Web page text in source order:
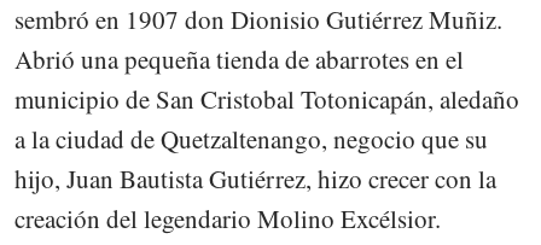
sembró en 1907 don Dionisio Gutiérrez Muñiz.
Abrió una pequeña tienda de abarrotes en el
municipio de San Cristobal Totonicapán, aledaño
a la ciudad de Quetzaltenango, negocio que su
hijo, Juan Bautista Gutiérrez, hizo crecer con la
creación del legendario Molino Excélsior.